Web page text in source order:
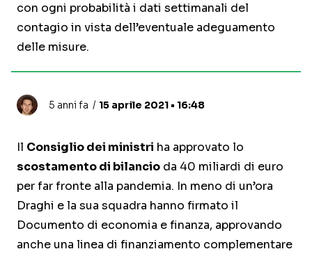
con ogni probabilità i dati settimanali del
contagio in vista dell’eventuale adeguamento
delle misure.
5 anni fa 15 aprile 2021 • 16:48
Il Consiglio dei ministri ha approvato lo
scostamento di bilancio da 40 miliardi di euro
per far fronte alla pandemia. In meno di un’ora
Draghi e la sua squadra hanno firmato il
Documento di economia e finanza, approvando
anche una linea di finanziamento complementare